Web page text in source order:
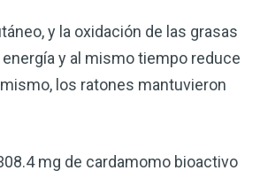
y la oxidación de las grasas
y al mismo tiempo reduce
los ratones mantuvieron
mg de cardamomo bioactivo